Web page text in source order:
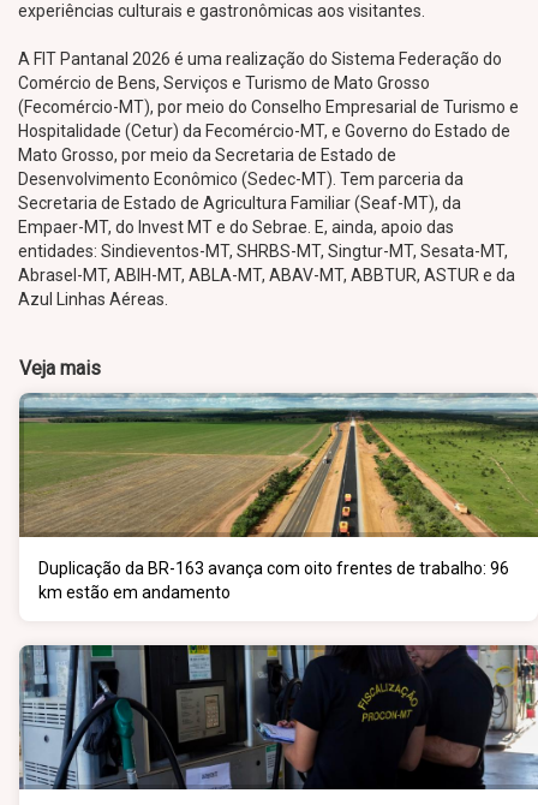
experiências culturais e gastronômicas aos visitantes.
A FIT Pantanal 2026 é uma realização do Sistema Federação do
Comércio de Bens, Serviços e Turismo de Mato Grosso
(Fecomércio-MT), por meio do Conselho Empresarial de Turismo e
Hospitalidade (Cetur) da Fecomércio-MT, e Governo do Estado de
Mato Grosso, por meio da Secretaria de Estado de
Desenvolvimento Econômico (Sedec-MT). Tem parceria da
Secretaria de Estado de Agricultura Familiar (Seaf-MT), da
Empaer-MT, do Invest MT e do Sebrae. E, ainda, apoio das
entidades: Sindieventos-MT, SHRBS-MT, Singtur-MT, Sesata-MT,
Abrasel-MT, ABIH-MT, ABLA-MT, ABAV-MT, ABBTUR, ASTUR e da
Azul Linhas Aéreas.
Veja mais
Duplicação da BR-163 avança com oito frentes de trabalho: 96
km estão em andamento